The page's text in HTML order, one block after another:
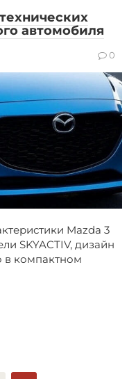
автомобиля
0
Mazda 3
SKYACTIV, дизайн
в компактном